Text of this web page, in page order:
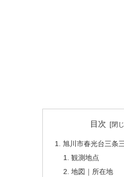
目次
旭川市春光台三条
観測地点
地図｜所在地